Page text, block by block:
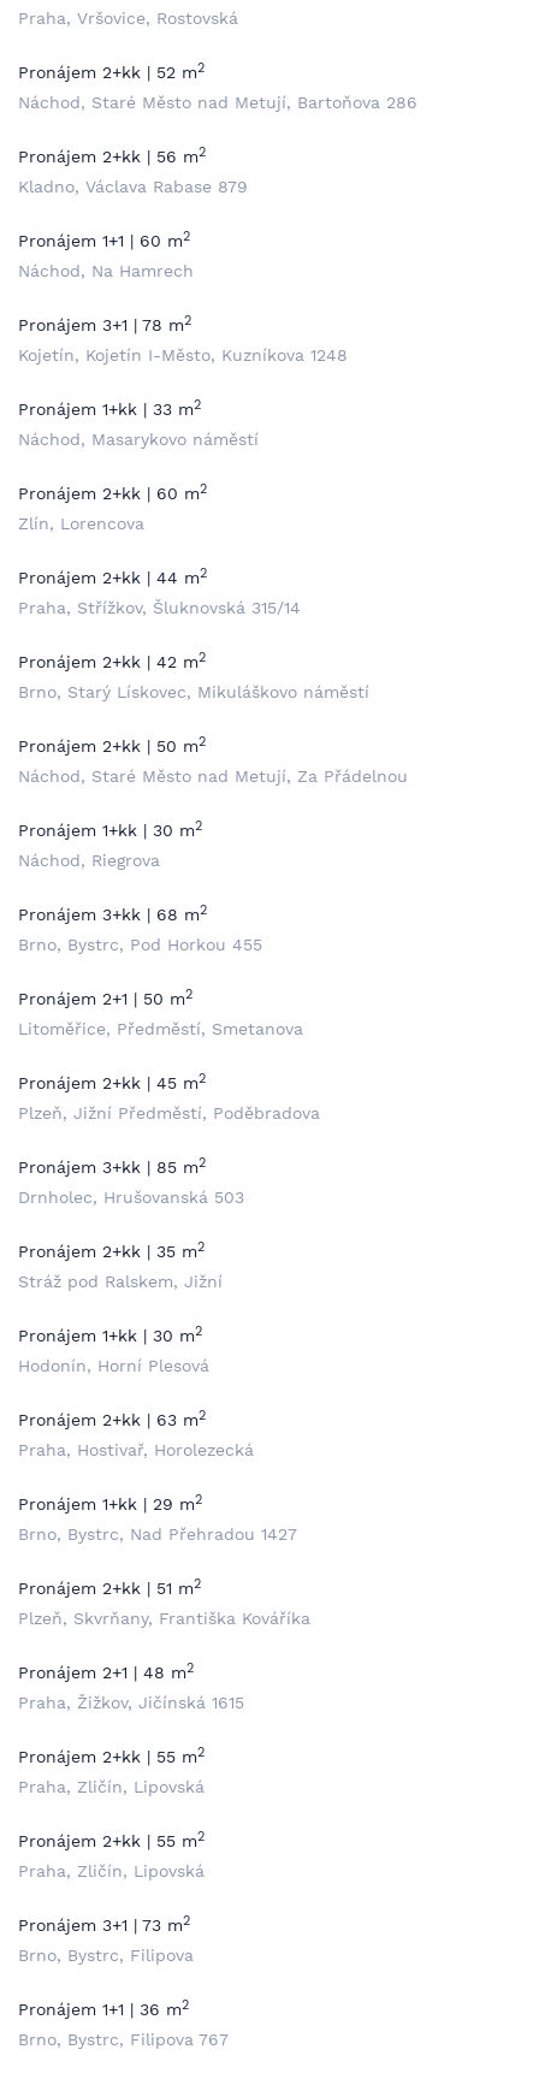
Praha, Vršovice, Rostovská
Pronájem 2+kk | 52 m2
Náchod, Staré Město nad Metují, Bartoňova 286
Pronájem 2+kk | 56 m2
Kladno, Václava Rabase 879
Pronájem 1+1 | 60 m2
Náchod, Na Hamrech
Pronájem 3+1 | 78 m2
Kojetín, Kojetín I-Město, Kuzníkova 1248
Pronájem 1+kk | 33 m2
Náchod, Masarykovo náměstí
Pronájem 2+kk | 60 m2
Zlín, Lorencova
Pronájem 2+kk | 44 m2
Praha, Střížkov, Šluknovská 315/14
Pronájem 2+kk | 42 m2
Brno, Starý Lískovec, Mikuláškovo náměstí
Pronájem 2+kk | 50 m2
Náchod, Staré Město nad Metují, Za Přádelnou
Pronájem 1+kk | 30 m2
Náchod, Riegrova
Pronájem 3+kk | 68 m2
Brno, Bystrc, Pod Horkou 455
Pronájem 2+1 | 50 m2
Litoměřice, Předměstí, Smetanova
Pronájem 2+kk | 45 m2
Plzeň, Jižní Předměstí, Poděbradova
Pronájem 3+kk | 85 m2
Drnholec, Hrušovanská 503
Pronájem 2+kk | 35 m2
Stráž pod Ralskem, Jižní
Pronájem 1+kk | 30 m2
Hodonín, Horní Plesová
Pronájem 2+kk | 63 m2
Praha, Hostivař, Horolezecká
Pronájem 1+kk | 29 m2
Brno, Bystrc, Nad Přehradou 1427
Pronájem 2+kk | 51 m2
Plzeň, Skvrňany, Františka Kováříka
Pronájem 2+1 | 48 m2
Praha, Žižkov, Jičínská 1615
Pronájem 2+kk | 55 m2
Praha, Zličín, Lipovská
Pronájem 2+kk | 55 m2
Praha, Zličín, Lipovská
Pronájem 3+1 | 73 m2
Brno, Bystrc, Filipova
Pronájem 1+1 | 36 m2
Brno, Bystrc, Filipova 767